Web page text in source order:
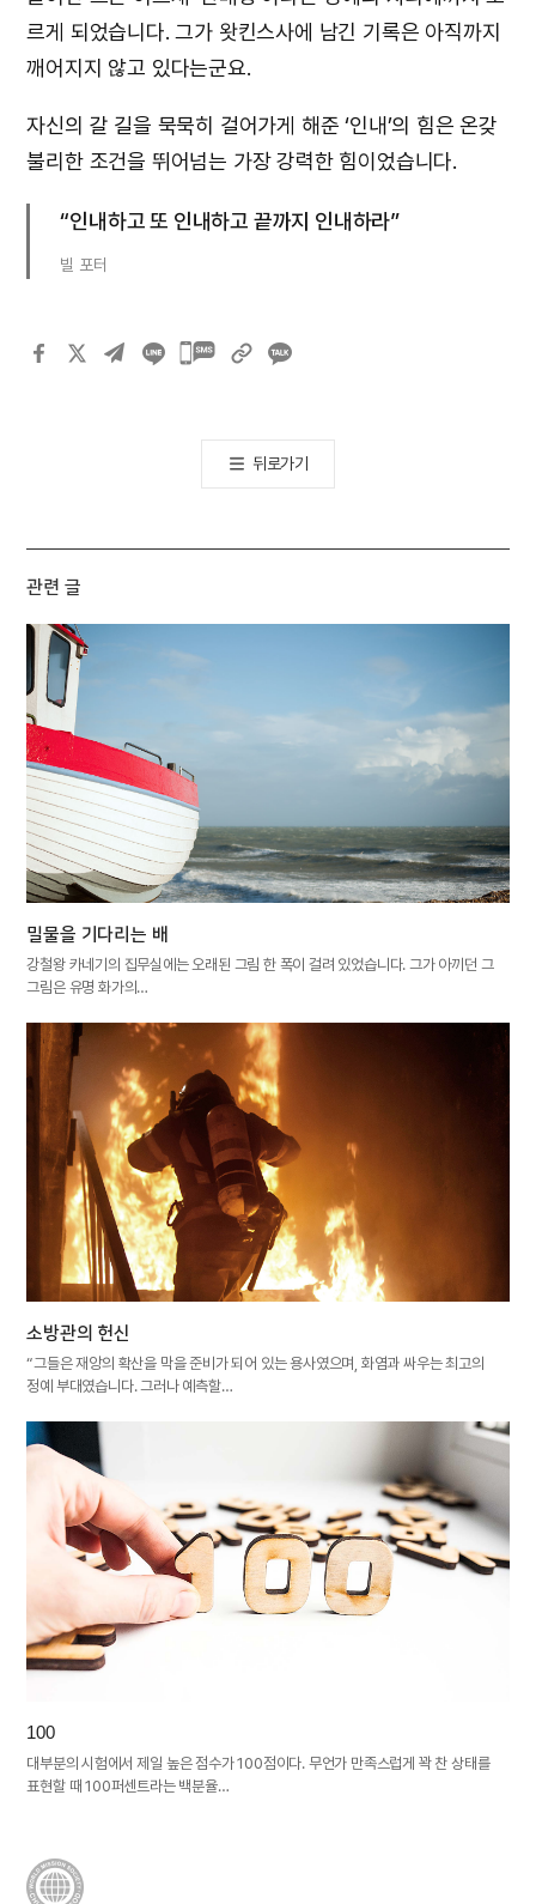
르게 되었습니다. 그가 왓킨스사에 남긴 기록은 아직까지
깨어지지 않고 있다는군요.
자신의 갈 길을 묵묵히 걸어가게 해준 ‘인내’의 힘은 온갖
불리한 조건을 뛰어넘는 가장 강력한 힘이었습니다.
“인내하고 또 인내하고 끝까지 인내하라”
빌 포터
카카오톡
뒤로가기
관련 글
밀물을 기다리는 배
강철왕 카네기의 집무실에는 오래된 그림 한 폭이 걸려 있었습니다. 그가 아끼던 그
그림은 유명 화가의…
소방관의 헌신
“그들은 재앙의 확산을 막을 준비가 되어 있는 용사였으며, 화염과 싸우는 최고의
정예 부대였습니다. 그러나 예측할…
100
대부분의 시험에서 제일 높은 점수가 100점이다. 무언가 만족스럽게 꽉 찬 상태를
표현할 때 100퍼센트라는 백분율…